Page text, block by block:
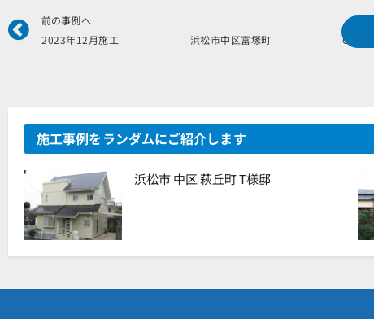
Prev
前の事例へ
2023年12月施工 浜松市中区富塚町 O様邸
施工事例をランダムにご紹介します
浜松市 中区 萩丘町 T様邸